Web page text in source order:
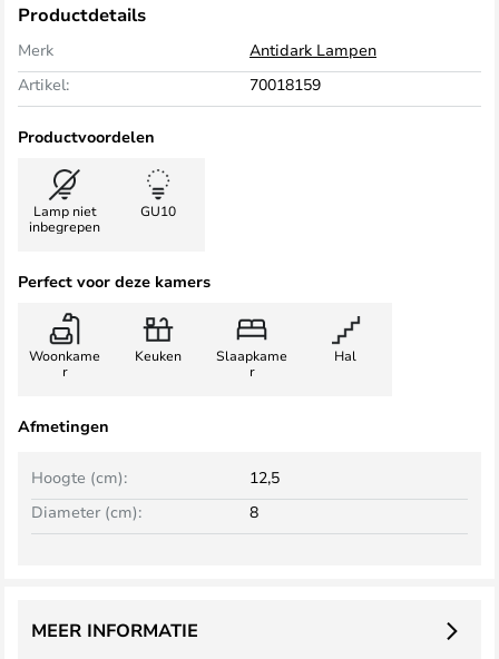
Productdetails
Merk
Antidark Lampen
Artikel:
70018159
Productvoordelen
Lamp niet
inbegrepen
GU10
Perfect voor deze kamers
Woonkame
r
Keuken
Slaapkame
r
Hal
Afmetingen
Hoogte (cm):
12,5
Diameter (cm):
8
MEER INFORMATIE